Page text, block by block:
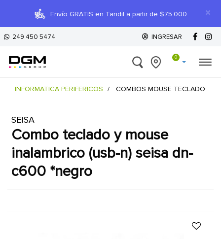
×
Envío GRATIS en Tandil a partir de $75.000
249 450 5474 INGRESAR
0
INFORMATICA PERIFERICOS COMBOS MOUSE TECLADO
SEISA
combo teclado y mouse
inalambrico (usb-n) seisa dn-
c600 *negro